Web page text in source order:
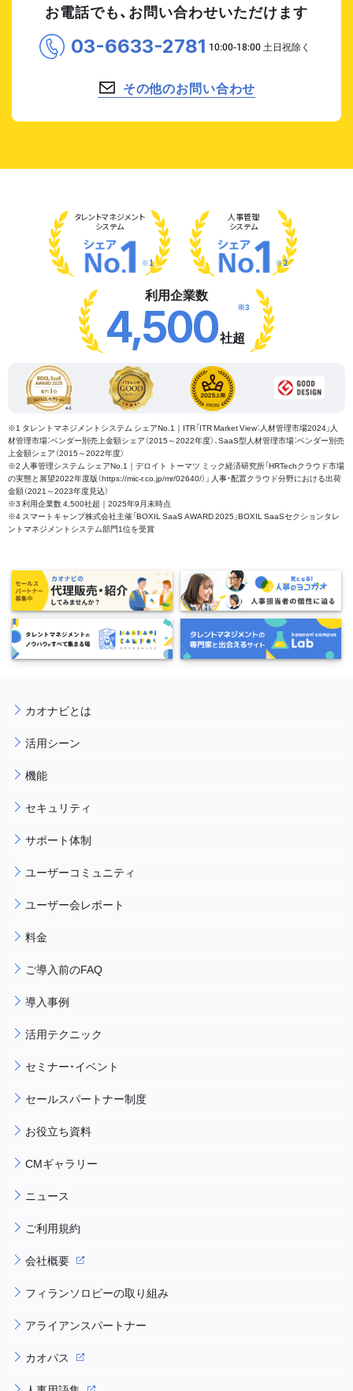
お電話でも、お問い合わせいただけます
03-6633-2781
その他のお問い合わせ
タレントマネジメント
システム
※1
人事管理
システム
※2
利用企業数
4,500社超
※3
※1 タレントマネジメントシステム シェアNo.1｜ITR「ITR Market View：人材管理市場2024」人
材管理市場：ベンダー別売上金額シェア（2015～2022年度）、SaaS型人材管理市場：ベンダー別売
上金額シェア（2015～2022年度）
※2 人事管理システム シェアNo.1｜デロイト トーマツ ミック経済研究所「HRTechクラウド市場
の実態と展望2022年度版（https://mic-r.co.jp/mr/02640/）」 人事・配置クラウド分野における出荷
金額（2021～2023年度見込）
※3 利用企業数 4,500社超｜2025年9月末時点
※4 スマートキャンプ株式会社主催「BOXIL SaaS AWARD 2025」BOXIL SaaSセクションタレ
ントマネジメントシステム部門1位を受賞
カオナビとは
活用シーン
機能
セキュリティ
サポート体制
ユーザーコミュニティ
ユーザー会レポート
料金
ご導入前のFAQ
導入事例
活用テクニック
セミナー・イベント
セールスパートナー制度
お役立ち資料
CMギャラリー
ニュース
ご利用規約
会社概要
フィランソロピーの取り組み
アライアンスパートナー
カオパス